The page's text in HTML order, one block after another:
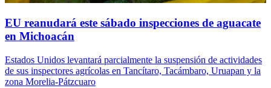
EU reanudará este sábado inspecciones de aguacate
en Michoacán
Estados Unidos levantará parcialmente la suspensión de actividades
de sus inspectores agrícolas en Tancítaro, Tacámbaro, Uruapan y la
zona Morelia-Pátzcuaro